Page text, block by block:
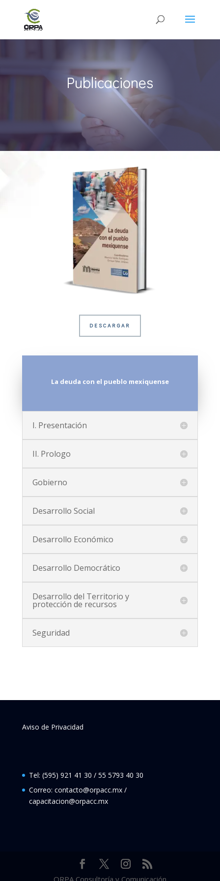
Publicaciones
DESCARGAR
La deuda con el pueblo mexiquense
I. Presentación
II. Prologo
Gobierno
Desarrollo Social
Desarrollo Económico
Desarrollo Democrático
Desarrollo del Territorio y
protección de recursos
Seguridad
Aviso de Privacidad
Tel: (595) 921 41 30 / 55 5793 40 30
Correo: contacto@orpacc.mx /
capacitacion@orpacc.mx